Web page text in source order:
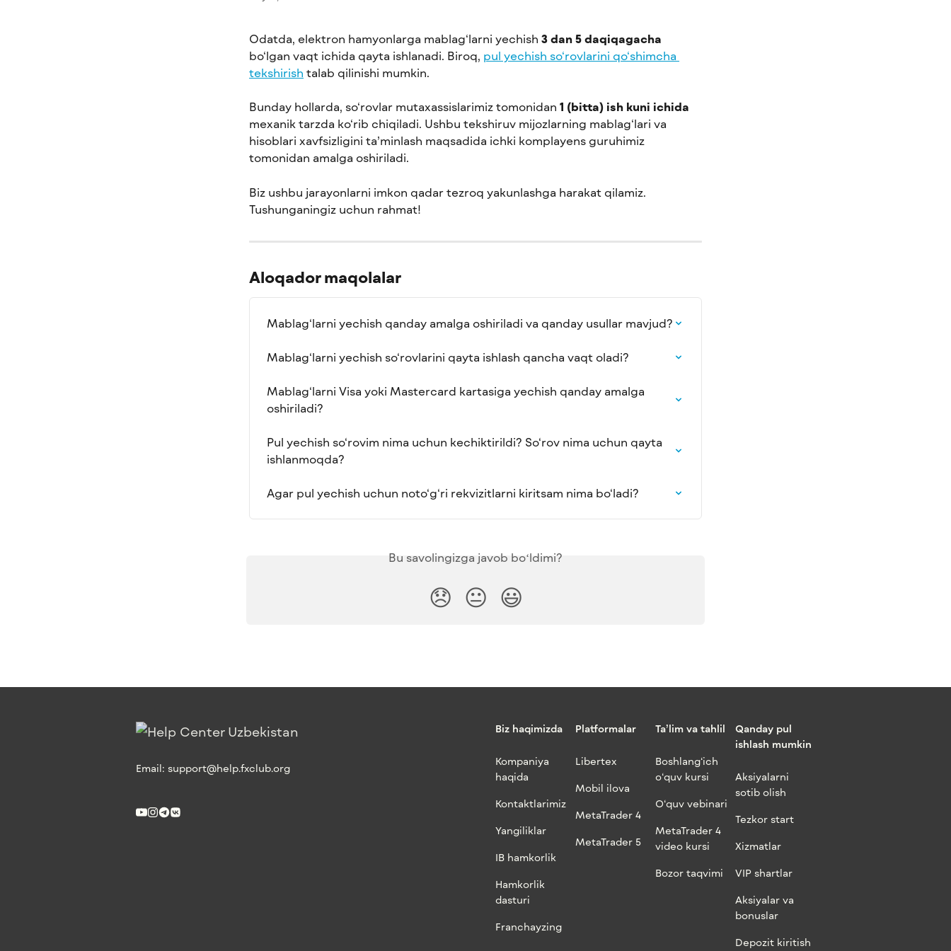
Odatda, elektron hamyonlarga mablag‘larni yechish 3 dan 5 daqiqagacha
bo‘lgan vaqt ichida qayta ishlanadi. Biroq, pul yechish so‘rovlarini qo‘shimcha
tekshirish talab qilinishi mumkin.
Bunday hollarda, so‘rovlar mutaxassislarimiz tomonidan 1 (bitta) ish kuni ichida
mexanik tarzda ko‘rib chiqiladi. Ushbu tekshiruv mijozlarning mablag‘lari va
hisoblari xavfsizligini ta’minlash maqsadida ichki komplayens guruhimiz
tomonidan amalga oshiriladi.
Biz ushbu jarayonlarni imkon qadar tezroq yakunlashga harakat qilamiz.
Tushunganingiz uchun rahmat!
Aloqador maqolalar
Mablag‘larni yechish qanday amalga oshiriladi va qanday usullar mavjud?
Mablag‘larni yechish so‘rovlarini qayta ishlash qancha vaqt oladi?
Mablag‘larni Visa yoki Mastercard kartasiga yechish qanday amalga
oshiriladi?
Pul yechish so‘rovim nima uchun kechiktirildi? So‘rov nima uchun qayta
ishlanmoqda?
Agar pul yechish uchun noto‘g‘ri rekvizitlarni kiritsam nima bo‘ladi?
Bu savolingizga javob boʻldimi?
😞 😐 😃
Email: support@help.fxclub.org
Biz haqimizda
Kompaniya
haqida
Kontaktlarimiz
Yangiliklar
IB hamkorlik
Hamkorlik
dasturi
Franchayzing
Platformalar
Libertex
Mobil ilova
MetaTrader 4
MetaTrader 5
Ta’lim va tahlil
Boshlang‘ich
o‘quv kursi
O‘quv vebinari
MetaTrader 4
video kursi
Bozor taqvimi
Qanday pul
ishlash mumkin
Aksiyalarni
sotib olish
Tezkor start
Xizmatlar
VIP shartlar
Aksiyalar va
bonuslar
Depozit kiritish